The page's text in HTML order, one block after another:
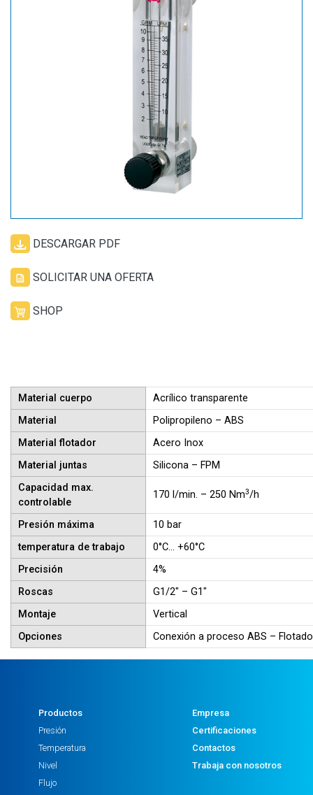
DESCARGAR PDF
SOLICITAR UNA OFERTA
SHOP
Material cuerpo
Acrílico transparente
Material
Polipropileno – ABS
Material flotador
Acero Inox
Material juntas
Silicona – FPM
Capacidad max.
controlable
170 l/min. – 250 Nm3/h
Presión máxima
10 bar
temperatura de trabajo
0°C… +60°C
Precisión
4%
Roscas
G1/2″ – G1″
Montaje
Vertical
Opciones
Conexión a proceso ABS –
Productos
Presión
Temperatura
Nivel
Flujo
Empresa
Certificaciones
Contactos
Trabaja con nosotros